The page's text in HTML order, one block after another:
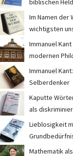
biblischen
Im Namen der
wichtigsten
Immanuel
modernen
Immanuel
Selberdenker
Kaputte
als
Lieblosigkeit
Mathematik